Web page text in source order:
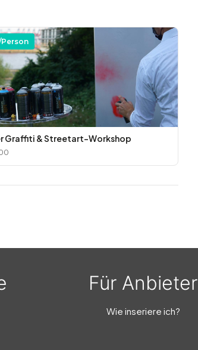
Graffiti & Streetart-Workshop
Für Anbieter
Wie inseriere ich?